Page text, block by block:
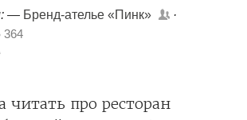
— Бренд-ателье «Пинк»
·
364
читать про ресторан